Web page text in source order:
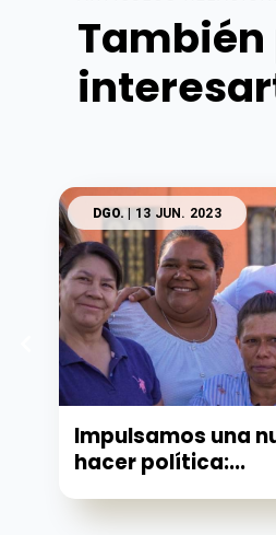
DGO. | 13 JUN. 2023
Impulsamos una
hacer política:...